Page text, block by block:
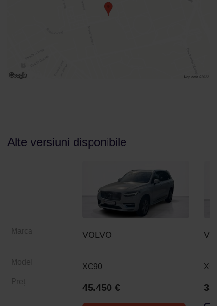
Alte versiuni disponibile
Marca
Model
Preț
VOLVO
XC90
45.450 €